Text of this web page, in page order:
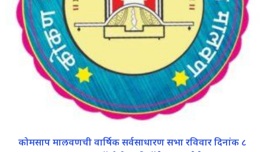
कोमसाप मालवणची वार्षिक सर्वसाधारण सभा रविवार दिनांक ८